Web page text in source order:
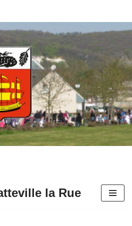
la Rue